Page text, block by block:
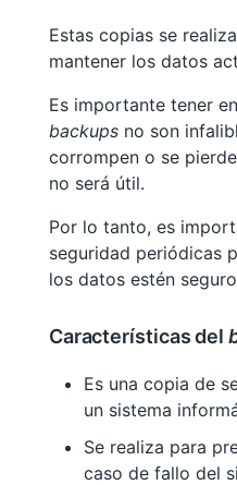
Estas copias se
mantener los datos
Es importante tener
backupsno son
corrompen o se
no será útil.
Por lo tanto, es
seguridad periódicas
los datos estén
Características del
Es una copia de
un sistema
Se realiza para
caso de fallo del